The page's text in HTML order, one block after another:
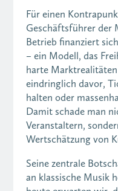
Für einen
Geschäftsführer der
Betrieb finanziert
– ein Modell, das
harte
eindringlich davor,
halten oder
Damit schade man
Veranstaltern,
Wertschätzung von
Seine zentrale
an klassische Musik